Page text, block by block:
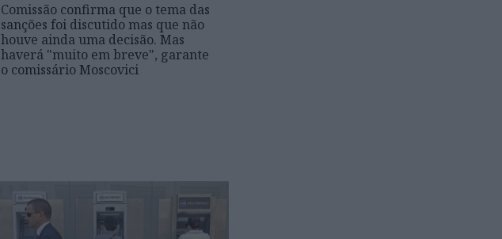
Comissão confirma que o tema das
sanções foi discutido mas que não
houve ainda uma decisão. Mas
haverá "muito em breve", garante
o comissário Moscovici